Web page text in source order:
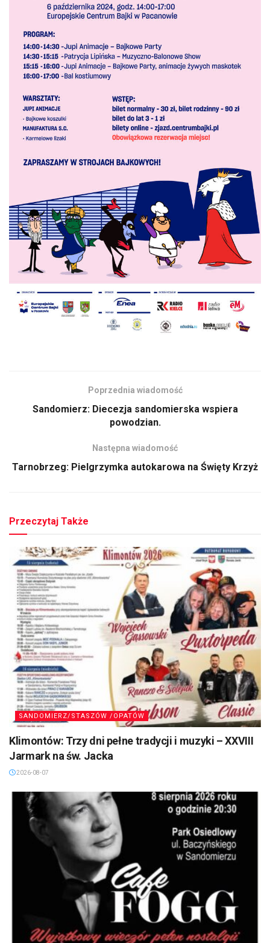
Poprzednia wiadomość
Sandomierz: Diecezja sandomierska wspiera
powodzian.
Następna wiadomość
Tarnobrzeg: Pielgrzymka autokarowa na Święty Krzyż
Przeczytaj Także
SANDOMIERZ/STASZÓW /OPATÓW
Klimontów: Trzy dni pełne tradycji i muzyki – XXVIII
Jarmark na św. Jacka
2026-08-07